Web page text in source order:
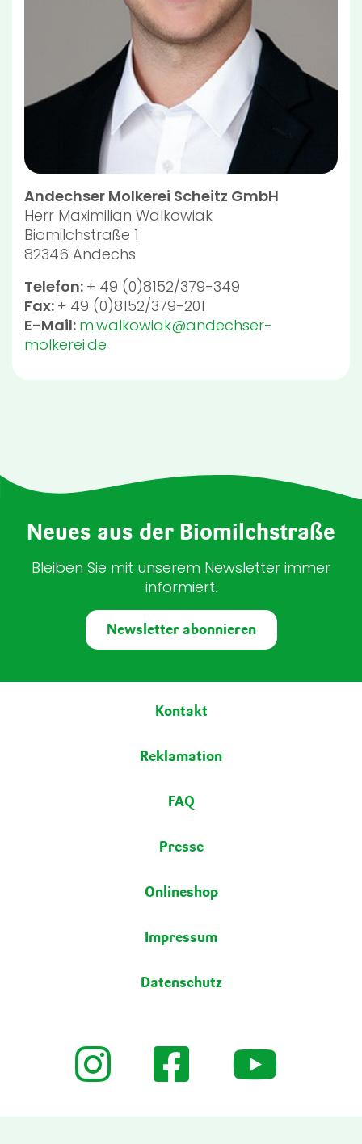
Andechser Molkerei Scheitz GmbH
Herr Maximilian Walkowiak
Biomilchstraße 1
82346 Andechs
Telefon: + 49 (0)8152/379-349
Fax: + 49 (0)8152/379-201
E-Mail: m.walkowiak@andechser-
molkerei.de
Neues aus der Biomilchstraße
Bleiben Sie mit unserem Newsletter immer
informiert.
Newsletter abonnieren
FußbereichKontakt
Reklamation
FAQ
Presse
Onlineshop
Impressum
Datenschutz